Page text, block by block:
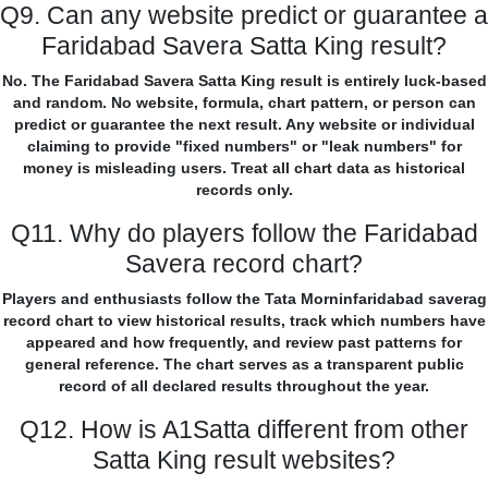
Q9. Can any website predict or guarantee a
Faridabad Savera Satta King result?
No. The Faridabad Savera Satta King result is entirely luck-based
and random. No website, formula, chart pattern, or person can
predict or guarantee the next result. Any website or individual
claiming to provide "fixed numbers" or "leak numbers" for
money is misleading users. Treat all chart data as historical
records only.
Q11. Why do players follow the Faridabad
Savera record chart?
Players and enthusiasts follow the Tata Morninfaridabad saverag
record chart to view historical results, track which numbers have
appeared and how frequently, and review past patterns for
general reference. The chart serves as a transparent public
record of all declared results throughout the year.
Q12. How is A1Satta different from other
Satta King result websites?